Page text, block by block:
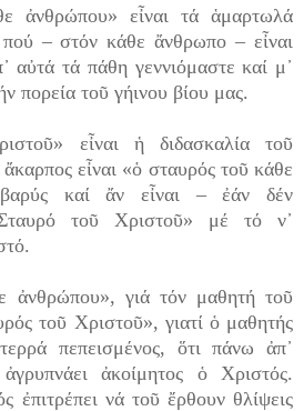
ἀνθρώπου» εἶναι τά ἁμαρτωλά
– στόν κάθε ἄνθρωπο – εἶναι
αὐτά τά πάθη γεννιόμαστε καί μ᾽
πορεία τοῦ γήινου βίου μας.
εἶναι ἡ διδασκαλία τοῦ
εἶναι «ὁ σταυρός τοῦ κάθε
καί ἄν εἶναι – ἐάν δέν
τοῦ Χριστοῦ» μέ τό ν᾽
ἀνθρώπου», γιά τόν μαθητή τοῦ
τοῦ Χριστοῦ», γιατί ὁ μαθητής
πεπεισμένος, ὅτι πάνω ἀπ᾽
ἀκοίμητος ὁ Χριστός.
ἐπιτρέπει νά τοῦ ἔρθουν θλίψεις